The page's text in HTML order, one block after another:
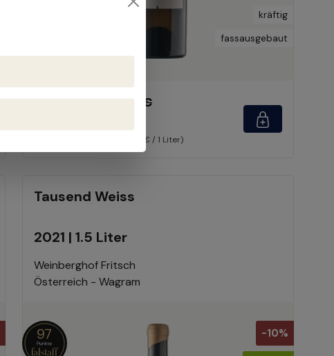
kräftig
fassausgebaut
33,30 € 37,00 €
(44,40 € / 1 Liter)
Tausend Weiss
2021 | 1.5 Liter
Weinberghof Fritsch
Österreich - Wagram
-10%
97